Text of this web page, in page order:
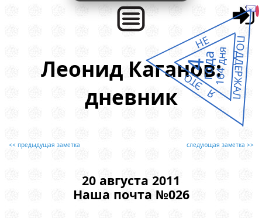
Леонид Каганов:
дневник
<< предыдущая заметка следующая заметка >>
20 августа 2011
Наша почта №026
Я ЭТО
НЕ ПОДДЕРЖАЛ
4
года164 дня